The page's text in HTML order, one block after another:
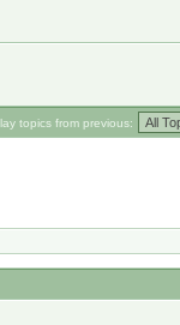
topics from previous: